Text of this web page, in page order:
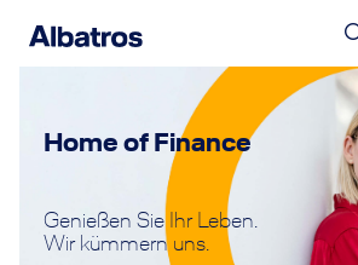
Home of Finance
Genießen Sie Ihr Leben.
Wir kümmern uns.